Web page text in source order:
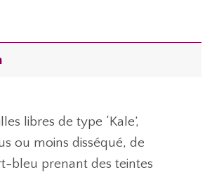
libres de type ‘Kale’,
ou moins disséqué, de
bleu prenant des teintes